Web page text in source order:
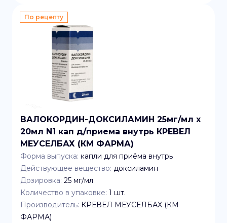
По рецепту
ВАЛОКОРДИН-ДОКСИЛАМИН 25мг/мл x
20мл N1 кап д/приема внутрь КРЕВЕЛ
МЕУСЕЛБАХ (КМ ФАРМА)
Форма выпуска: капли для приёма внутрь
Действующее вещество: доксиламин
Дозировка: 25 мг/мл
Количество в упаковке: 1 шт.
Производитель: КРЕВЕЛ МЕУСЕЛБАХ (КМ
ФАРМА)